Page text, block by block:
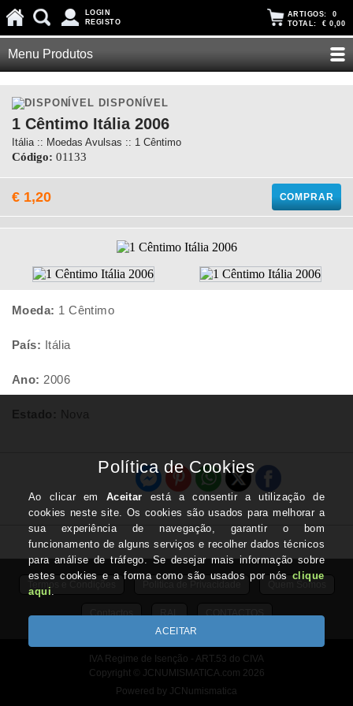
LOGIN
REGISTO
ARTIGOS: 0
TOTAL: € 0,00
Menu Produtos
DISPONÍVEL
1 Cêntimo Itália 2006
Itália :: Moedas Avulsas :: 1 Cêntimo
Código: 01133
€ 1,20 COMPRAR
Moeda: 1 Cêntimo
País: Itália
Ano: 2006
Estado: Nova
Termos e Condições Quem Somos
Contactos RAL CONTACTOS
IVA Regime de Isenção - ART.53 do CIVA
Copyright © JCNUMISMATICA.com 2026
Powered by JCNumismatica